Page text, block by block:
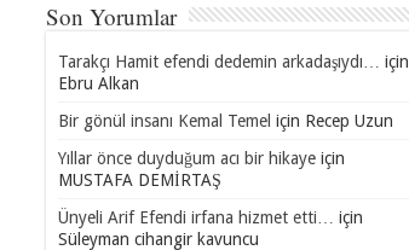
Son Yorumlar
Tarakçı Hamit efendi dedemin arkadaşıydı…
için
Ebru Alkan
Bir gönül insanı Kemal Temel için Recep Uzun
Yıllar önce duyduğum acı bir hikayeiçin
MUSTAFA DEMİRTAŞ
Ünyeli Arif Efendi irfana hizmet etti…
için
Süleyman cihangir kavuncu